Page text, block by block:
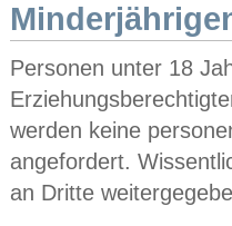
Personen unter 18
werden keine
angefordert.
an Dritte